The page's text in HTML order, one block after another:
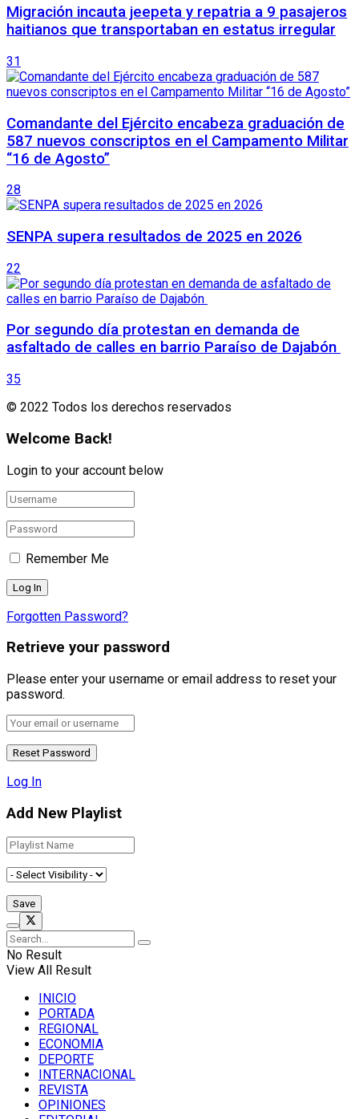
Migración incauta jeepeta y repatria a 9 pasajeros
haitianos que transportaban en estatus irregular
31
Comandante del Ejército encabeza graduación de
587 nuevos conscriptos en el Campamento Militar
“16 de Agosto”
28
SENPA supera resultados de 2025 en 2026
22
Por segundo día protestan en demanda de
asfaltado de calles en barrio Paraíso de Dajabón
35
© 2022 Todos los derechos reservados
Welcome Back!
Login to your account below
Remember Me
Forgotten Password?
Retrieve your password
Please enter your username or email address to reset your
password.
Log In
Add New Playlist
No Result
View All Result
INICIO
PORTADA
REGIONAL
ECONOMIA
DEPORTE
INTERNACIONAL
REVISTA
OPINIONES